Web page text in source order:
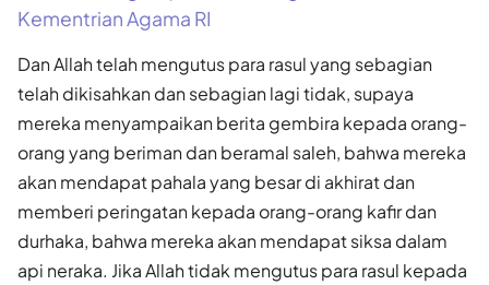
Kementrian Agama RI
Dan Allah telah mengutus para rasul yang sebagian
telah dikisahkan dan sebagian lagi tidak, supaya
mereka menyampaikan berita gembira kepada orang-
orang yang beriman dan beramal saleh, bahwa mereka
akan mendapat pahala yang besar di akhirat dan
memberi peringatan kepada orang-orang kafir dan
durhaka, bahwa mereka akan mendapat siksa dalam
api neraka. Jika Allah tidak mengutus para rasul kepada